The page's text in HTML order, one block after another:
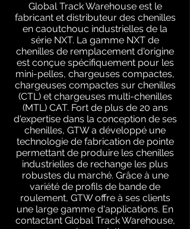
Global Track Warehouse est le
fabricant et distributeur des chenilles
en caoutchouc industrielles de la
série NXT. La gamme NXT de
chenilles de remplacement d'origine
est conçue spécifiquement pour les
mini-pelles, chargeuses compactes,
chargeuses compactes sur chenilles
(CTL) et chargeuses multi-chenilles
(MTL) CAT. Fort de plus de 20 ans
d'expertise dans la conception de ses
chenilles, GTW a développé une
technologie de fabrication de pointe
permettant de produire les chenilles
industrielles de rechange les plus
robustes du marché. Grâce à une
variété de profils de bande de
roulement, GTW offre à ses clients
une large gamme d'applications. En
contactant Global Track Warehouse,